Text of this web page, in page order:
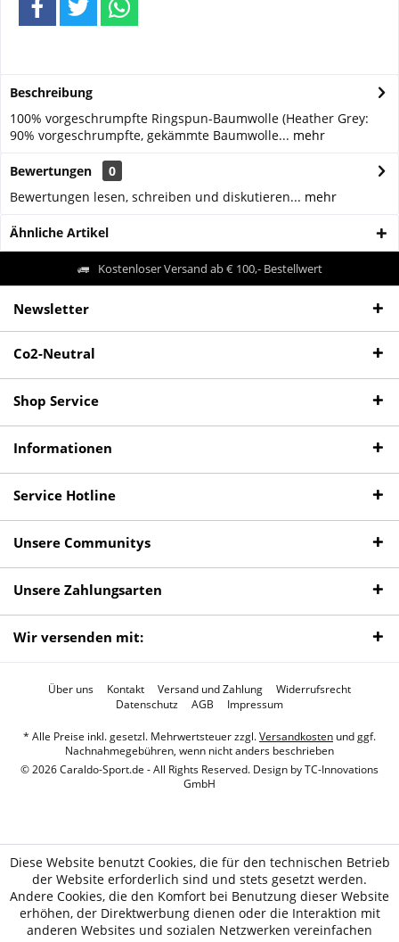
Beschreibung
100% vorgeschrumpfte Ringspun-Baumwolle (Heather Grey:
90% vorgeschrumpfte, gekämmte Baumwolle... mehr
Bewertungen
0
Bewertungen lesen, schreiben und diskutieren... mehr
Ähnliche Artikel
Kostenloser Versand ab € 100,- Bestellwert
Newsletter
Co2-Neutral
Shop Service
Informationen
Service Hotline
Unsere Communitys
Unsere Zahlungsarten
Wir versenden mit:
Über uns Kontakt Versand und Zahlung
Widerrufsrecht
Datenschutz
AGB Impressum
* Alle Preise inkl. gesetzl. Mehrwertsteuer zzgl.Versandkosten und ggf.
Nachnahmegebühren, wenn nicht anders beschrieben
© 2026 Caraldo-Sport.de - All Rights Reserved. Design byTC-Innovations
GmbH
Diese Website benutzt Cookies, die für den technischen Betrieb
der Website erforderlich sind und stets gesetzt werden.
Andere Cookies, die den Komfort bei Benutzung dieser Website
erhöhen, der Direktwerbung dienen oder die Interaktion mit
anderen Websites und sozialen Netzwerken vereinfachen